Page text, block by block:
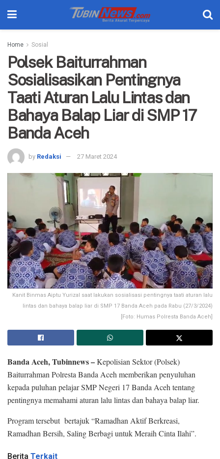
Home Sosial
Polsek Baiturrahman
Sosialisasikan Pentingnya
Taati Aturan Lalu Lintas dan
Bahaya Balap Liar di SMP 17
Banda Aceh
by Redaksi 27 Maret 2024
Kanit Binmas Aiptu Yurizal saat lakukan sosialisasi pentingnya taati aturan lalu
lintas dan bahaya balap liar di SMP 17 Banda Aceh pada Rabu (27/3/2024)
[Foto: Humas Polresta Banda Aceh]
Banda Aceh, Tubinnews –Kepolisian Sektor (Polsek)
Baiturrahman Polresta Banda Aceh memberikan penyuluhan
kepada puluhan pelajar SMP Negeri 17 Banda Aceh tentang
pentingnya memahami aturan lalu lintas dan bahaya balap liar.
Program tersebut bertajuk “Ramadhan Aktif Berkreasi,
Ramadhan Bersih, Saling Berbagi untuk Meraih Cinta Ilahi”.
Berita Terkait